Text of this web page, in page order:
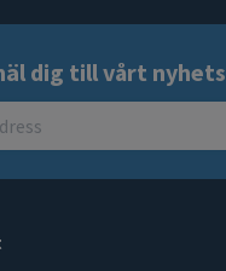
dig till vårt